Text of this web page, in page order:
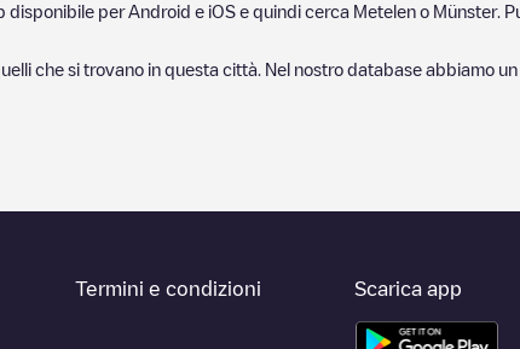
disponibile per Android e iOS e quindi cerca Metelen o Münster.
che si trovano in questa città. Nel nostro database abbiamo
Termini e condizioni Scarica app